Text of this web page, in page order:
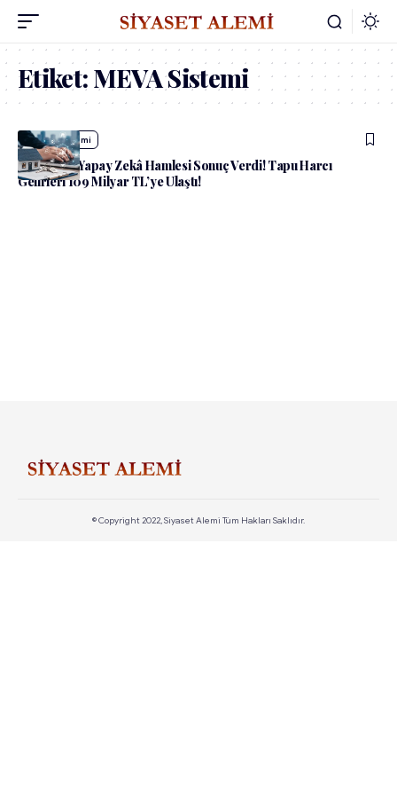
Etiket:MEVA Sistemi
admin Ekonomi
Hazine’nin Yapay Zekâ Hamlesi Sonuç Verdi! Tapu Harcı
Gelirleri 109 Milyar TL’ye Ulaştı!
© Copyright 2022, Siyaset Alemi Tüm Hakları Saklıdır.